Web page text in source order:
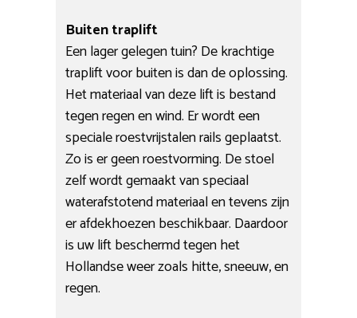
Buiten traplift
Een lager gelegen tuin? De krachtige
traplift voor buiten is dan de oplossing.
Het materiaal van deze lift is bestand
tegen regen en wind. Er wordt een
speciale roestvrijstalen rails geplaatst.
Zo is er geen roestvorming. De stoel
zelf wordt gemaakt van speciaal
waterafstotend materiaal en tevens zijn
er afdekhoezen beschikbaar. Daardoor
is uw lift beschermd tegen het
Hollandse weer zoals hitte, sneeuw, en
regen.